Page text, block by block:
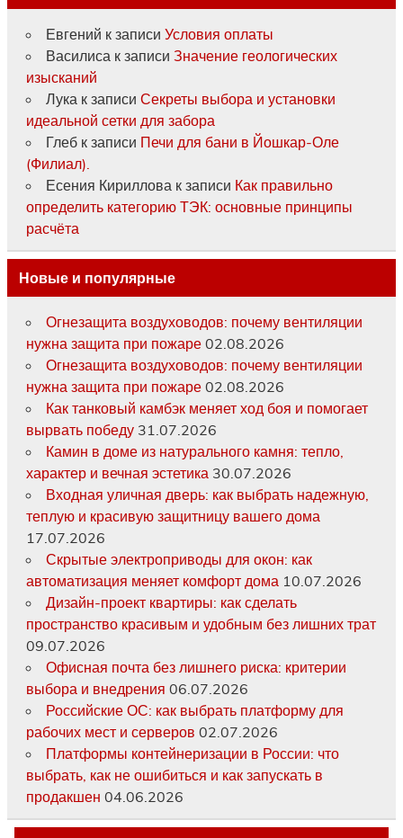
Евгений к записи Условия оплаты
Василиса к записи Значение геологических
изысканий
Лука к записи Секреты выбора и установки
идеальной сетки для забора
Глебк записи Печи для бани в Йошкар-Оле
(Филиал).
Есения Кириллова к записи Как правильно
определить категорию ТЭК: основные принципы
расчёта
Новые и популярные
Огнезащита воздуховодов: почему вентиляции
нужна защита при пожаре 02.08.2026
Огнезащита воздуховодов: почему вентиляции
нужна защита при пожаре 02.08.2026
Как танковый камбэк меняет ход боя и помогает
вырвать победу 31.07.2026
Камин в доме из натурального камня: тепло,
характер и вечная эстетика 30.07.2026
Входная уличная дверь: как выбрать надежную,
теплую и красивую защитницу вашего дома
17.07.2026
Скрытые электроприводы для окон: как
автоматизация меняет комфорт дома 10.07.2026
Дизайн-проект квартиры: как сделать
пространство красивым и удобным без лишних трат
09.07.2026
Офисная почта без лишнего риска: критерии
выбора и внедрения 06.07.2026
Российские ОС: как выбрать платформу для
рабочих мест и серверов 02.07.2026
Платформы контейнеризации в России: что
выбрать, как не ошибиться и как запускать в
продакшен 04.06.2026